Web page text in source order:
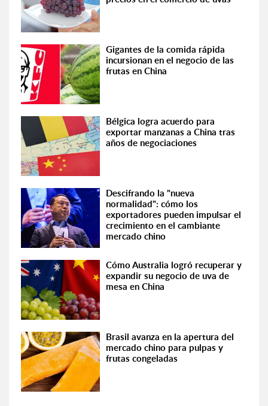
Gigantes de la comida rápida
incursionan en el negocio de las
frutas en China
Bélgica logra acuerdo para
exportar manzanas a China tras
años de negociaciones
Descifrando la "nueva
normalidad": cómo los
exportadores pueden impulsar el
crecimiento en el cambiante
mercado chino
Cómo Australia logró recuperar y
expandir su negocio de uva de
mesa en China
Brasil avanza en la apertura del
mercado chino para pulpas y
frutas congeladas